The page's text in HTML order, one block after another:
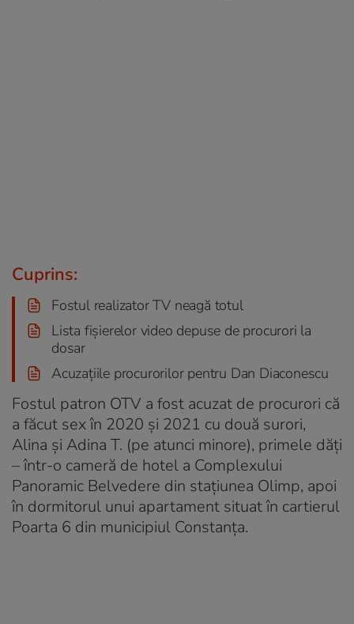
Cuprins:
Fostul realizator TV neagă totul
Lista fișierelor video depuse de procurori la
dosar
Acuzațiile procurorilor pentru Dan Diaconescu
Fostul patron OTV a fost acuzat de procurori că
a făcut sex în 2020 și 2021 cu două surori,
Alina și Adina T. (pe atunci minore), primele dăți
– într-o cameră de hotel a Complexului
Panoramic Belvedere din stațiunea Olimp, apoi
în dormitorul unui apartament situat în cartierul
Poarta 6 din municipiul Constanța.